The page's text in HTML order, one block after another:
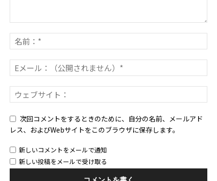
次回コメントをするときのために、自分の名前、メールアド
レス、およびWebサイトをこのブラウザに保存します。
新しいコメントをメールで通知
新しい投稿をメールで受け取る